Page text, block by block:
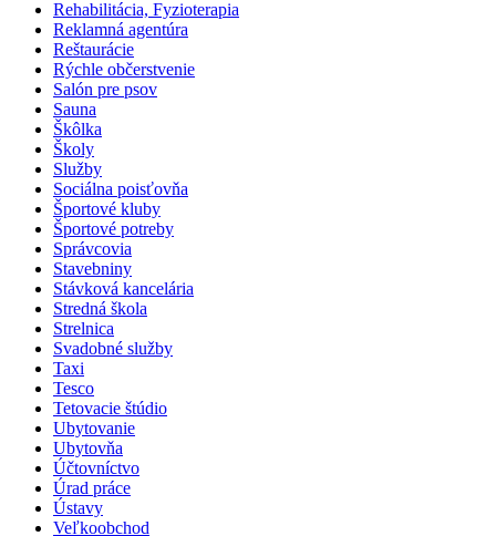
Rehabilitácia, Fyzioterapia
Reklamná agentúra
Reštaurácie
Rýchle občerstvenie
Salón pre psov
Sauna
Škôlka
Školy
Služby
Sociálna poisťovňa
Športové kluby
Športové potreby
Správcovia
Stavebniny
Stávková kancelária
Stredná škola
Strelnica
Svadobné služby
Taxi
Tesco
Tetovacie štúdio
Ubytovanie
Ubytovňa
Účtovníctvo
Úrad práce
Ústavy
Veľkoobchod